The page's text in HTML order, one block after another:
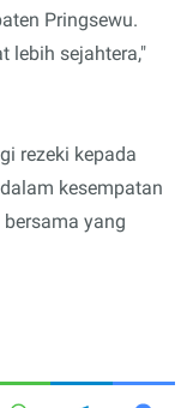
Pringsewu.
lebih sejahtera,"
rezeki kepada
kesempatan
yang